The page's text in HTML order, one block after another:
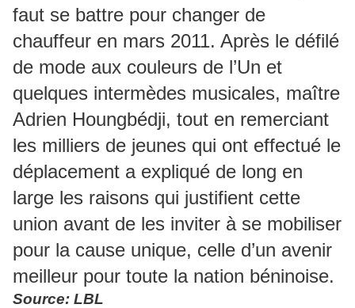
faut se battre pour changer de
chauffeur en mars 2011. Après le défilé
de mode aux couleurs de l’Un et
quelques intermèdes musicales, maître
Adrien Houngbédji, tout en remerciant
les milliers de jeunes qui ont effectué le
déplacement a expliqué de long en
large les raisons qui justifient cette
union avant de les inviter à se mobiliser
pour la cause unique, celle d’un avenir
meilleur pour toute la nation béninoise.
Source: LBL